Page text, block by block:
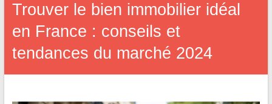
Trouver le bien immobilier idéal
en France : conseils et
tendances du marché 2024